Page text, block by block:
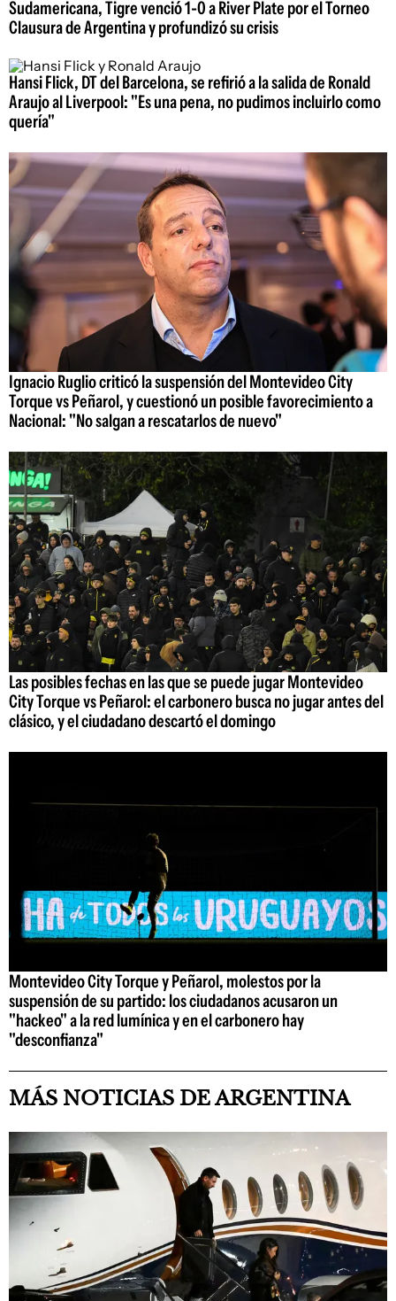
Sudamericana, Tigre venció 1-0 a River Plate por el Torneo
Clausura de Argentina y profundizó su crisis
Hansi Flick, DT del Barcelona, se refirió a la salida de Ronald
Araujo al Liverpool: "Es una pena, no pudimos incluirlo como
quería"
Ignacio Ruglio criticó la suspensión del Montevideo City
Torque vs Peñarol, y cuestionó un posible favorecimiento a
Nacional: "No salgan a rescatarlos de nuevo"
Las posibles fechas en las que se puede jugar Montevideo
City Torque vs Peñarol: el carbonero busca no jugar antes del
clásico, y el ciudadano descartó el domingo
Montevideo City Torque y Peñarol, molestos por la
suspensión de su partido: los ciudadanos acusaron un
"hackeo" a la red lumínica y en el carbonero hay
"desconfianza"
MÁS NOTICIAS DE ARGENTINA